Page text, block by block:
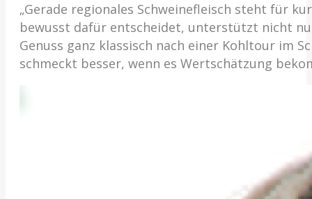
„Gerade regionales Schweinefleisch steht für
bewusst dafür entscheidet, unterstützt nicht
Genuss ganz klassisch nach einer Kohltour im
schmeckt besser, wenn es Wertschätzung